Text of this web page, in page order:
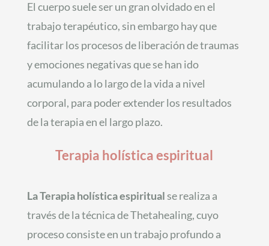
El cuerpo suele ser un gran olvidado en el
trabajo terapéutico, sin embargo hay que
facilitar los procesos de liberación de traumas
y emociones negativas que se han ido
acumulando a lo largo de la vida a nivel
corporal, para poder extender los resultados
de la terapia en el largo plazo.
Terapia holística espiritual
La Terapia holística espiritualse realiza a
través de la técnica de Thetahealing, cuyo
proceso consiste en un trabajo profundo a